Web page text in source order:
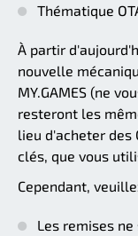
Thématique
À partir
nouvelle
MY.GAMES (ne
resteront les
lieu d'acheter des
clés, que vous
Cependant,
Les remises ne